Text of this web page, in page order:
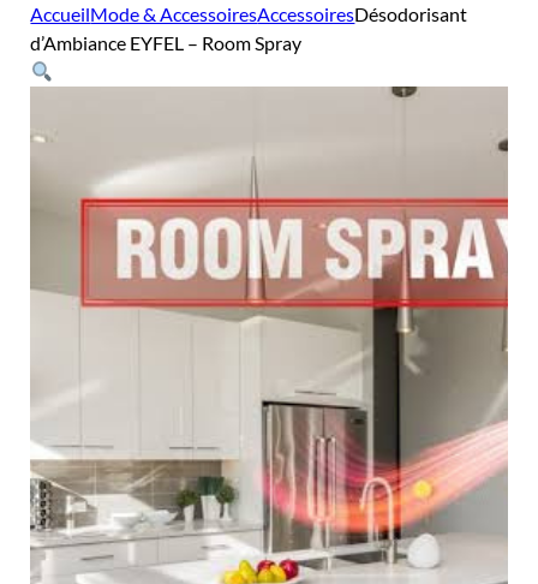
AccueilMode & AccessoiresAccessoiresDésodorisant
d’Ambiance EYFEL – Room Spray